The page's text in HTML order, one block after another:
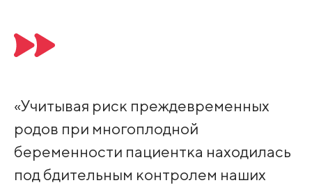
«Учитывая риск преждевременных
родов при многоплодной
беременности пациентка находилась
под бдительным контролем наших